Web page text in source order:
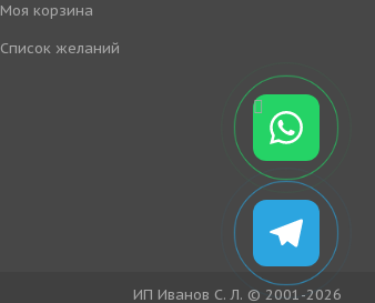
Моя корзина
Cписок желаний
ИП Иванов С. Л. © 2001-2026